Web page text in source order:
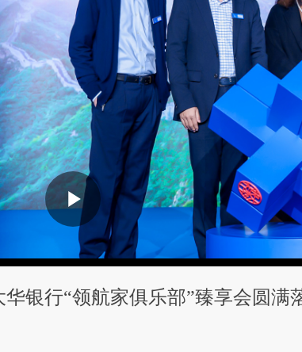
华银行“领航家俱乐部”臻享会圆满